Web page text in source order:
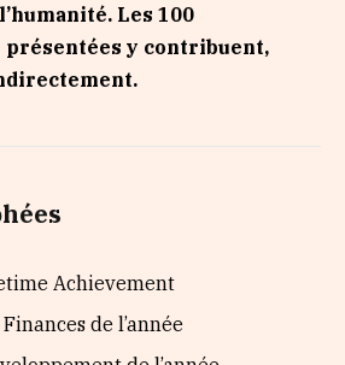
Les 100
y contribuent,
Achievement
de l’année